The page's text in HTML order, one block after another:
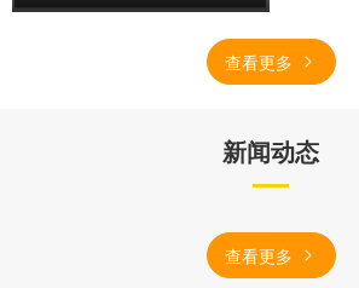
查看更多
新闻动态
查看更多